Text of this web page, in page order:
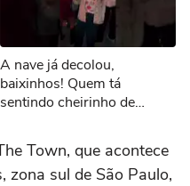
A nave já decolou,
baixinhos! Quem tá
sentindo cheirinho de
#Sonoranapista
Town, que acontece
zona sul de São Paulo,